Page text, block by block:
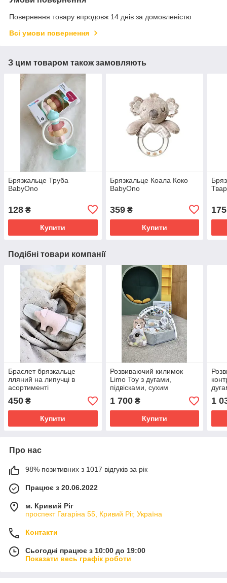
Повернення товару впродовж 14 днів за домовленістю
Всі умови повернення
З цим товаром також замовляють
Брязкальце Труба
BabyOno
128 ₴
Купити
Брязкальце Коала Коко
BabyOno
359₴
Купити
175
Подібні товари компанії
Браслет брязкальце
лляний на липучці в
асортименті
450 ₴
Купити
Розвиваючий килимок
Limo Toy з дугами,
підвісками, сухим
басейном ME 1171 Beige
1 700₴
Купити
1
Про нас
98% позитивних з 1017 відгуків за рік
Працює з 20.06.2022
м. Кривий Ріг
проспект Гагаріна 55, Кривий Ріг, Україна
Контакти
Сьогодні працює з 10:00 до 19:00
Показати весь графік роботи